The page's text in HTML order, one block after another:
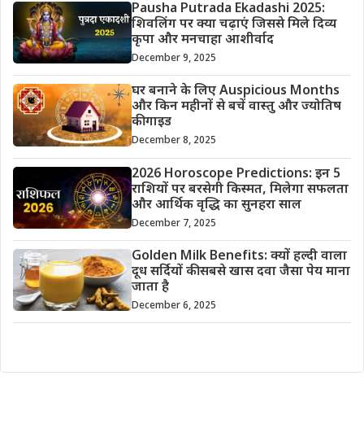
Pausha Putrada Ekadashi 2025:
शिवलिंग पर क्या चढ़ाएं जिससे मिले दिव्य
कृपा और मनचाहा आशीर्वाद
December 9, 2025
घर बनाने के लिए Auspicious Months
और किन महीनों से बचें वास्तु और ज्योतिष
की गाइड
December 8, 2025
2026 Horoscope Predictions: इन 5
राशियों पर बरसेगी किस्मत, मिलेगा सफलता
और आर्थिक वृद्धि का सुनहरा साल
December 7, 2025
Golden Milk Benefits: क्यों हल्दी वाला
दूध सर्दियों की सबसे खास दवा जैसा पेय माना
जाता है
December 6, 2025